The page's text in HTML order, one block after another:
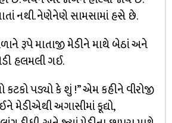
નથી. નેણેનેણે સામસામાં હસે છે.
રૂપે માતાજી મેડીને માથે બેઠાં અને
હલમલી ગઈ.
પડ્યો કે શું !” એમ કહીને વીરોજી
મેડીએથી અગાસીમાં કૂદ્યો,